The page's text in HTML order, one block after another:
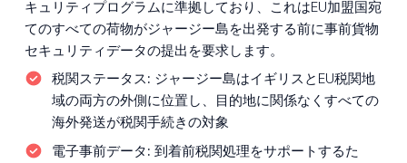
キュリティプログラムに準拠しており、これはEU加盟国宛
てのすべての荷物がジャージー島を出発する前に事前貨物
セキュリティデータの提出を要求します。
税関ステータス: ジャージー島はイギリスとEU税関地
域の両方の外側に位置し、目的地に関係なくすべての
海外発送が税関手続きの対象
電子事前データ: 到着前税関処理をサポートするた